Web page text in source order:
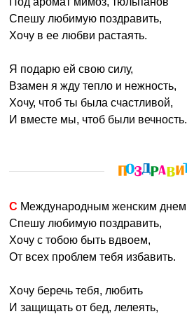
Спешу любимую поздравить,
Хочу в ее любви растаять.
Я подарю ей свою силу,
Взамен я жду тепло и нежность,
Хочу, чтоб ты была счастливой,
И вместе мы, чтоб были вечность.
С Международным женским днем
Спешу любимую поздравить,
Хочу с тобою быть вдвоем,
От всех проблем тебя избавить.
Хочу беречь тебя, любить
И защищать от бед, лелеять,